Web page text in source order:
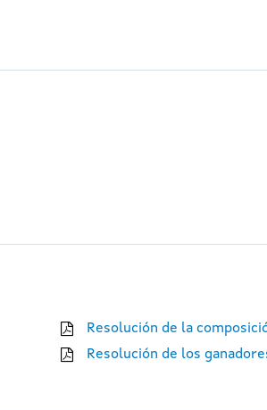
Resolución de la
Resolución de los